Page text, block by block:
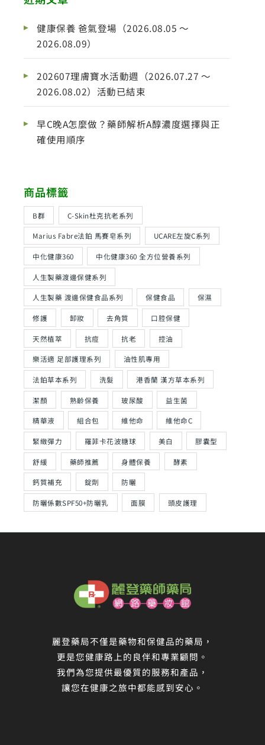
健康保養 爸氣登場（2026.08.05 ～
2026.08.09）
202607理膚寶水活動週（2026.07.27 ～
2026.08.02）活動已結束
早C晚A怎麼做？藥師解析A醇濃度選擇與正
確使用順序
商品標籤
B群 C-Skin杜克抗老系列
Marius Fabre法鉑 馬賽皂系列 UCARE左旋C系列
中化健康360 中化健康360 全方位營養系列
人生製藥渡邊保健系列
人生製藥 渡邊保健食品系列 保健食品 保濕
修護 卸妝 去角質 口腔保健
天然植萃 抗痘 抗老 控油
樂活適 足部護理系列 油性肌專用
法鉑草本系列 洗髮 港香蘭 漢方草本系列
潔顏 熟齡保養 玻尿酸 益生菌
精華液 組合包 維他命 維他命C
緊緻彈力 羅菲卡花波糖球 美白 膠囊型
舒緩 藥師推薦 身體保養 酵素
鈣質補充 錠劑 防曬
防曬係數SPF50+防曬乳 面膜 頭皮護理
麗登藥局不僅是藥物和保健品的藥局，
更是您健康路上的良伴和專業顧問。
我們為您提供最優質的服務和產品，
讓您在健康之旅中都能感到安心。